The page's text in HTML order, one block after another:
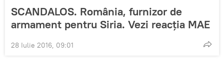
SCANDALOS. România, furnizor de
armament pentru Siria. Vezi reacția MAE
28 Iulie 2016, 09:01